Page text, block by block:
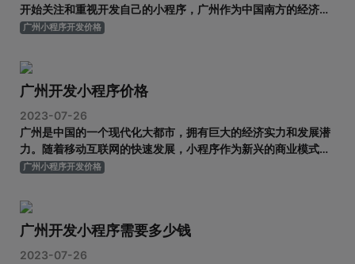
开始关注和重视开发自己的小程序，广州作为中国南方的经济中
心和科技创新城市，小程序开发在这里也备受瞩目。那么，广州
序开发费用是由多个因素决定的，包括小程序的功能和复杂程
度、设计与界面的质
广州小程序开发价格
广州开发小程序价格
2023-07-26
广州是中国的一个现代化大都市，拥有巨大的经济实力和发展潜
力。随着移动互联网的快速发展，小程序作为新兴的商业模式，
逐渐成为广州企业开发移动应用的首选之一。然而，广州开发小
州开发小程序的价格会受到多个因素的影响。一方面，小程序的
复杂程度会直接影响
广州小程序开发价格
广州开发小程序需要多少钱
2023-07-26